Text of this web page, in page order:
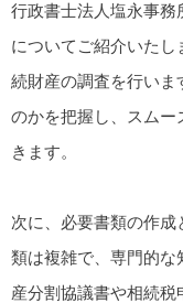
行政書士法人塩永事務
についてご紹介いた
続財産の調査を行いま
のかを把握し、スム
きます。
次に、必要書類の作
類は複雑で、専門的な
産分割協議書や相続